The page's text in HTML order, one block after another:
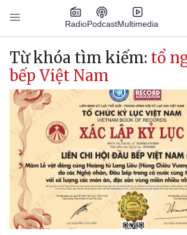
Nhảy đến nội dung
RadioPodcastMultimedia
Main navigation
Từ khóa tìm kiếm: tổ
bếp Việt Nam